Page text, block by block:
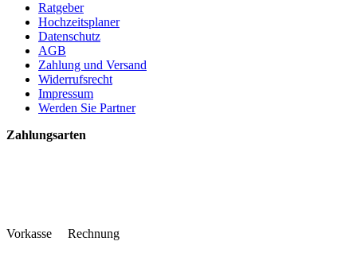
Ratgeber
Hochzeitsplaner
Datenschutz
AGB
Zahlung und Versand
Widerrufsrecht
Impressum
Werden Sie Partner
Zahlungsarten
Vorkasse Rechnung